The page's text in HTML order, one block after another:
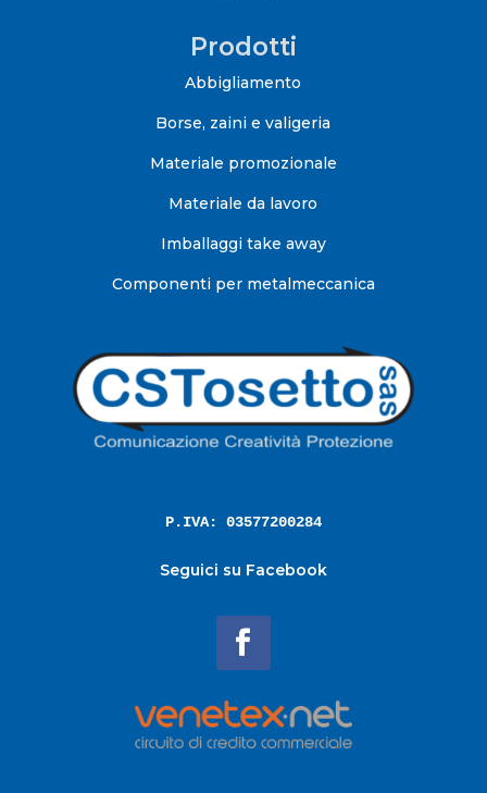
Prodotti
Abbigliamento
Borse, zaini e valigeria
Materiale promozionale
Materiale da lavoro
Imballaggi take away
Componenti per metalmeccanica
P.IVA: 03577200284
Seguici su Facebook